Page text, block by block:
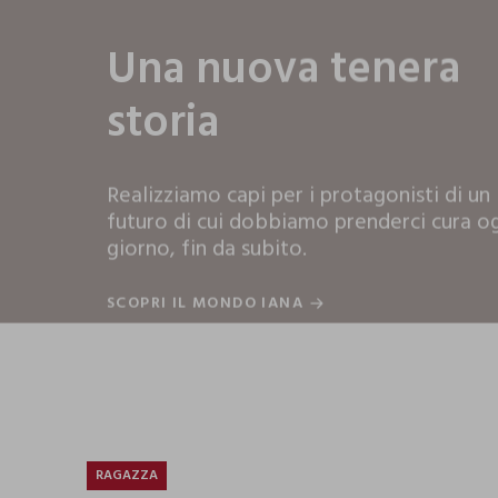
Una nuova tenera
storia
Realizziamo capi per i protagonisti di un
futuro di cui dobbiamo prenderci cura
giorno, fin da subito.
SCOPRI IL MONDO IANA
SCOPRI IL MONDO IANA
RAGAZZA